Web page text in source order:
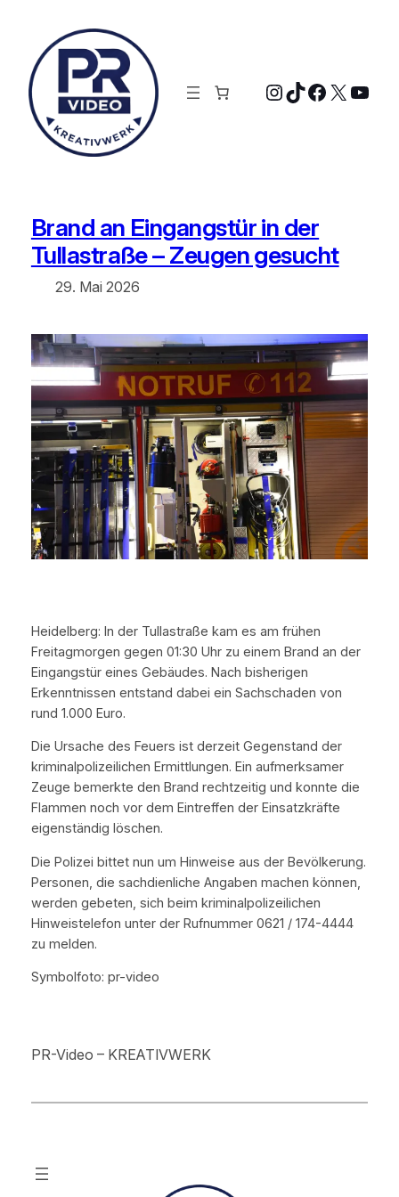
springen
Instagram
TikTok
X
Brand an Eingangstür in der
Tullastraße – Zeugen gesucht
29. Mai 2026
Heidelberg: In der Tullastraße kam es am frühen
Freitagmorgen gegen 01:30 Uhr zu einem Brand an der
Eingangstür eines Gebäudes. Nach bisherigen
Erkenntnissen entstand dabei ein Sachschaden von
rund 1.000 Euro.
Die Ursache des Feuers ist derzeit Gegenstand der
kriminalpolizeilichen Ermittlungen. Ein aufmerksamer
Zeuge bemerkte den Brand rechtzeitig und konnte die
Flammen noch vor dem Eintreffen der Einsatzkräfte
eigenständig löschen.
Die Polizei bittet nun um Hinweise aus der Bevölkerung.
Personen, die sachdienliche Angaben machen können,
werden gebeten, sich beim kriminalpolizeilichen
Hinweistelefon unter der Rufnummer 0621 / 174-4444
zu melden.
Symbolfoto: pr-video
PR-Video – KREATIVWERK